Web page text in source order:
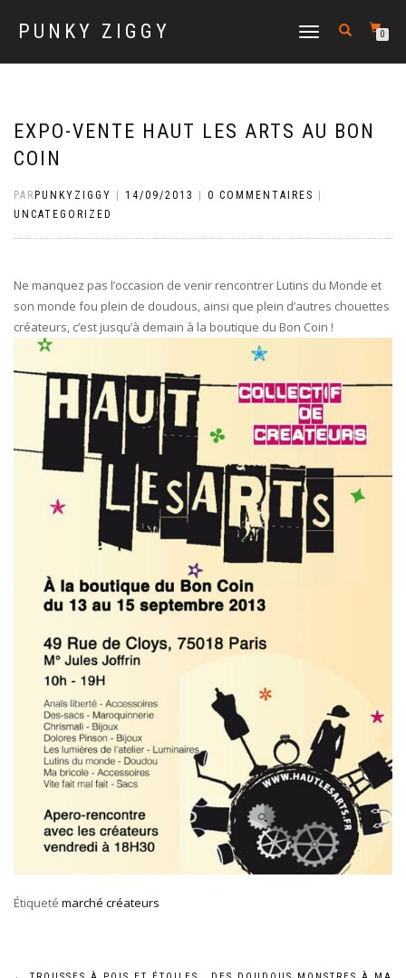
PUNKY ZIGGY
DÉPLIER
NAVIGATION
0
EXPO-VENTE HAUT LES ARTS AU BON
COIN
PAR PUNKYZIGGY 14/09/2013 0 COMMENTAIRES
UNCATEGORIZED
Ne manquez pas l’occasion de venir rencontrer Lutins du Monde et
son monde fou plein de doudous, ainsi que plein d’autres chouettes
créateurs, c’est jusqu’à demain à la boutique du Bon Coin !
Étiqueté marché créateurs